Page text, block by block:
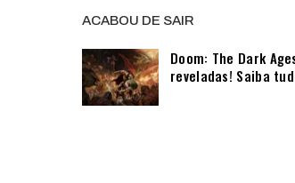
ACABOU DE SAIR
Doom: The Dark
reveladas! Saiba